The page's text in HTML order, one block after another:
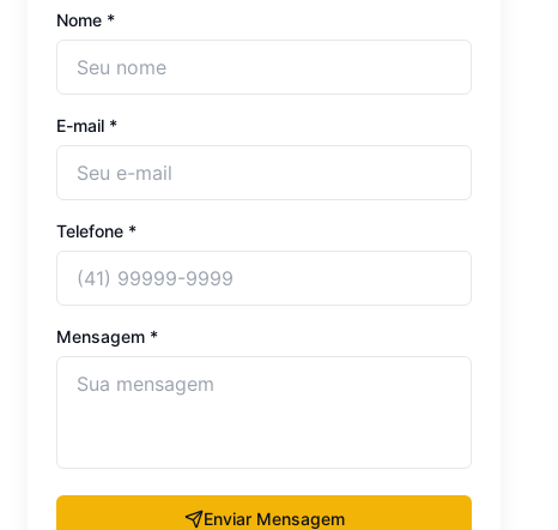
Nome *
E-mail *
Telefone *
Mensagem *
Enviar Mensagem